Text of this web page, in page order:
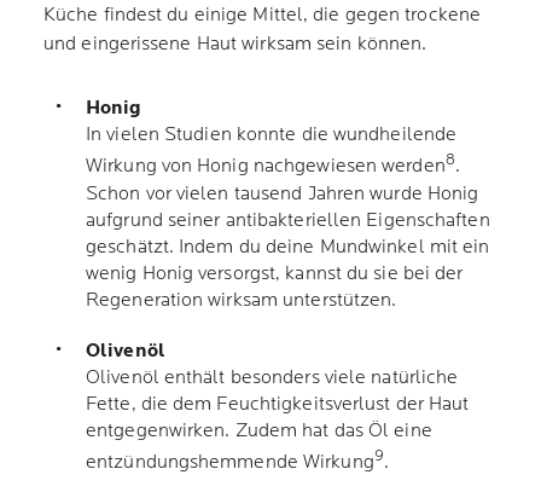
Küche findest du einige Mittel, die gegen trockene
und eingerissene Haut wirksam sein können.
Honig
In vielen Studien konnte die wundheilende
Wirkung von Honig nachgewiesen werden8.
Schon vor vielen tausend Jahren wurde Honig
aufgrund seiner antibakteriellen Eigenschaften
geschätzt. Indem du deine Mundwinkel mit ein
wenig Honig versorgst, kannst du sie bei der
Regeneration wirksam unterstützen.
Olivenöl
Olivenöl enthält besonders viele natürliche
Fette, die dem Feuchtigkeitsverlust der Haut
entgegenwirken. Zudem hat das Öl eine
entzündungshemmende Wirkung9.